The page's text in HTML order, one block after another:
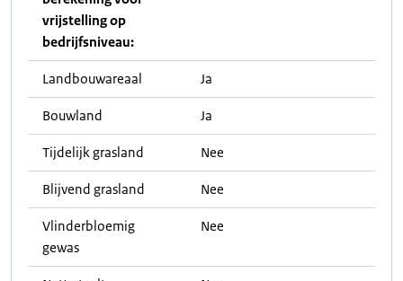
vrijstelling op
bedrijfsniveau:
Landbouwareaal Ja
Bouwland Ja
Tijdelijk grasland Nee
Blijvend grasland Nee
Vlinderbloemig
gewas
Nee